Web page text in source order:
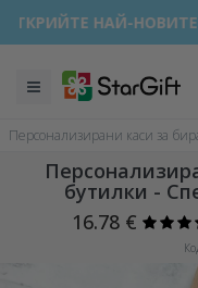
НАЙ-НОВИТЕ
Персонализирани каси за
бутилки -
16.78 €